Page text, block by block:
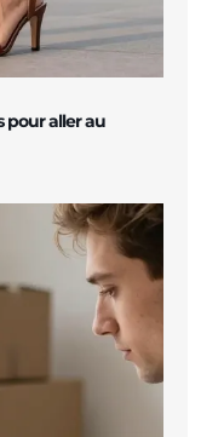
pour aller au